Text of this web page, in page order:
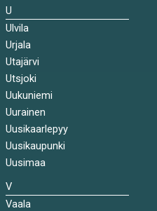
U
Ulvila
Urjala
Utajärvi
Utsjoki
Uukuniemi
Uurainen
Uusikaarlepyy
Uusikaupunki
Uusimaa
V
Vaala